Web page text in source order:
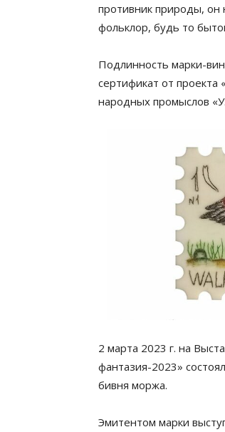
противник природы, он
фольклор, будь то
Подлинность марки-
сертификат от
народных промыслов
2 марта 2023 г. на
фантазия-2023»
бивня моржа.
Эмитентом марки